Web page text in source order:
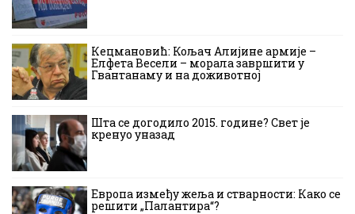
Кецмановић: Кољач Алијине армије –
Елфета Весели – морала завршити у
Гвантанаму и на доживотној
Шта се догодило 2015. године? Свет је
кренуо уназад
Европа између жеља и стварности: Како се
решити „Палантира“?